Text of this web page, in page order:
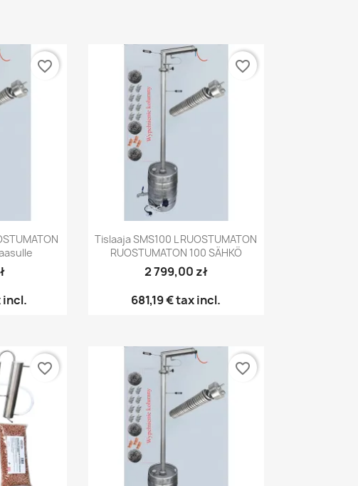
favorite_border
Pikakatselu
Tislaaja SMS100 L RUOSTUMATON
RUOSTUMATON 100 SÄHKÖ
2 799,00 zł
681,19 €tax incl.
favorite_border
favorite_border favorite_border